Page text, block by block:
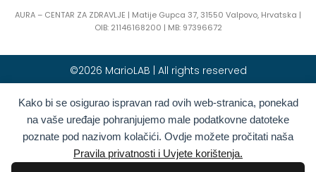
Kako bi se osigurao ispravan rad ovih web-stranica, ponekad
na vaše uređaje pohranjujemo male podatkovne datoteke
poznate pod nazivom kolačići. Ovdje možete pročitati naša
Pravila privatnosti i Uvjete korištenja.
AURA – CENTAR ZA ZDRAVLJE | Matije Gupca 37, 31550 Valpovo, Hrvatska |
OIB: 21146168200 | MB: 97396672
©2026 MarioLAB | All rights reserved
Hrvatski English(Engleski)
Deutsch(Njemački) Polski(Poljski)
Română(Rumunjski) Italiano( Talijanski)
Български(Bugarski) Français(Francuski)